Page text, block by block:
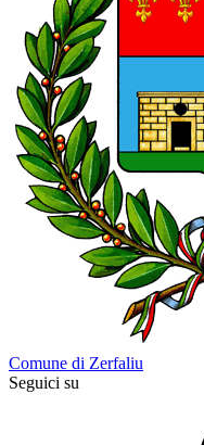
Comune di Zerfaliu
Seguici su